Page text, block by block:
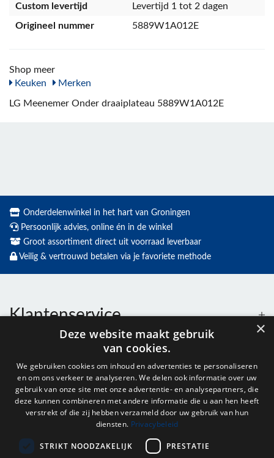
Custom levertijd
Levertijd 1 tot 2 dagen
Origineel nummer
5889W1A012E
Shop meer
Keuken
Merken
LG Meenemer Onder draaiplateau 5889W1A012E
Onderdelenwinkel in het hart van Groningen
Persoonlijk advies, online én in de winkel
Groot assortiment direct uit voorraad leverbaar
Veilig & vertrouwd betalen via je favoriete methode
Klantenservice
Openingstijden
Nieuwsbrief
×
Deze website maakt gebruik
van cookies.
We gebruiken cookies om inhoud en advertenties te personaliseren
en om ons verkeer te analyseren. We delen ook informatie over uw
gebruik van onze site met onze advertentie- en analysepartners, die
deze kunnen combineren met andere informatie die u aan hen heeft
verstrekt of die zij hebben verzameld door uw gebruik van hun
diensten. Privacybeleid
STRIKT NOODZAKELIJK PRESTATIE